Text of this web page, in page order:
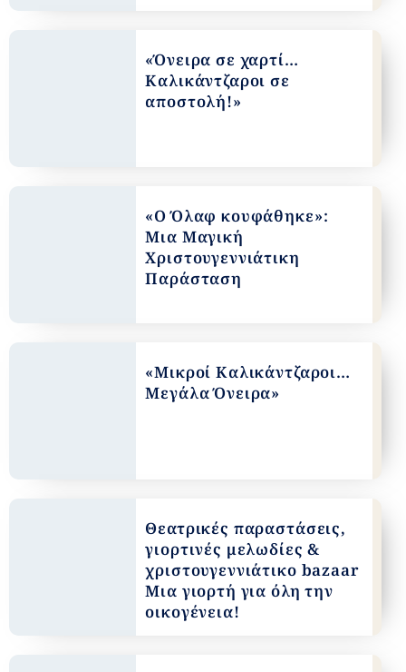
«Όνειρα σε χαρτί…
Καλικάντζαροι σε
αποστολή!»
«Ο Όλαφ κουφάθηκε»:
Μια Μαγική
Χριστουγεννιάτικη
Παράσταση
«Μικροί Καλικάντζαροι…
Μεγάλα Όνειρα»
Θεατρικές παραστάσεις,
γιορτινές μελωδίες &
χριστουγεννιάτικο bazaar
Μια γιορτή για όλη την
οικογένεια!